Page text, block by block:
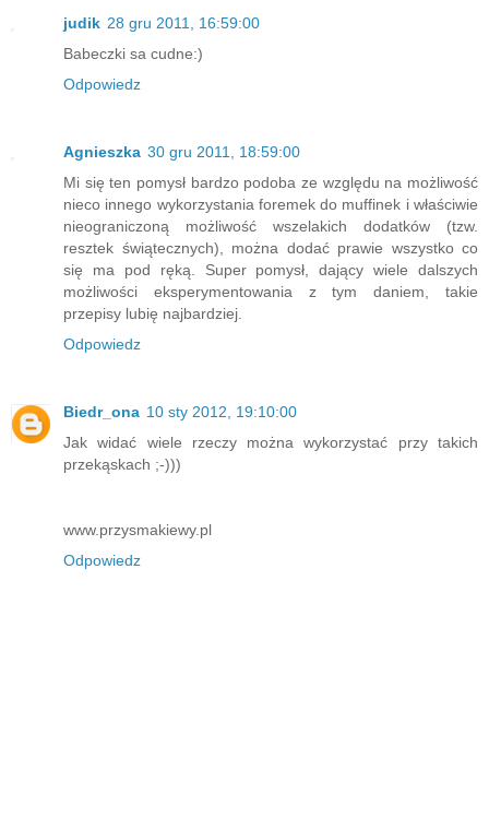
judik 28 gru 2011, 16:59:00
Babeczki sa cudne:)
Odpowiedz
Agnieszka 30 gru 2011, 18:59:00
Mi się ten pomysł bardzo podoba ze względu na możliwość
nieco innego wykorzystania foremek do muffinek i właściwie
nieograniczoną możliwość wszelakich dodatków (tzw.
resztek świątecznych), można dodać prawie wszystko co
się ma pod ręką. Super pomysł, dający wiele dalszych
możliwości eksperymentowania z tym daniem, takie
przepisy lubię najbardziej.
Odpowiedz
Biedr_ona 10 sty 2012, 19:10:00
Jak widać wiele rzeczy można wykorzystać przy takich
przekąskach ;-)))
www.przysmakiewy.pl
Odpowiedz